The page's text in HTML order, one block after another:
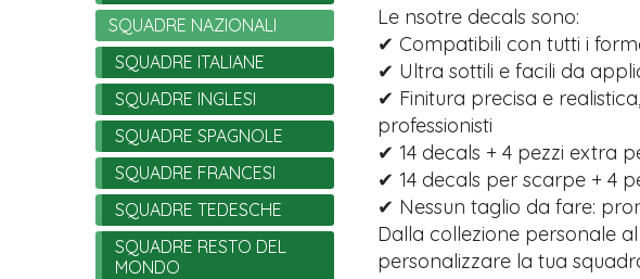
Le nsotre decals sono:
✔ Compatibili con tutti i
✔ Ultra sottili e facili da
✔ Finitura precisa e
professionisti
✔ 14 decals + 4 pezzi extra
✔ 14 decals per scarpe + 4
✔ Nessun taglio da fare:
Dalla collezione personale
personalizzare la tua
SQUADRE NAZIONALI
SQUADRE ITALIANE
SQUADRE INGLESI
SQUADRE SPAGNOLE
SQUADRE FRANCESI
SQUADRE TEDESCHE
SQUADRE RESTO DEL
MONDO